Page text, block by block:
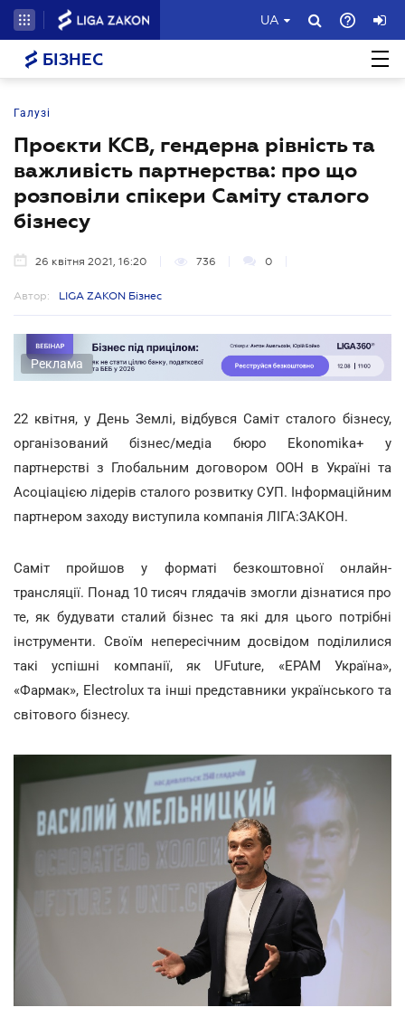
UA
БІЗНЕС
Галузі
Проєкти КСВ, гендерна рівність та
важливість партнерства: про що
розповіли спікери Саміту сталого
бізнесу
26 квітня 2021, 16:20 736 0
Автор: LIGA ZAKON Бізнес
Реклама
22 квітня, у День Землі, відбувся Саміт сталого бізнесу,
організований бізнес/медіа бюро Ekonomika+ у
партнерстві з Глобальним договором ООН в Україні та
Асоціацією лідерів сталого розвитку СУП. Інформаційним
партнером заходу виступила компанія ЛІГА:ЗАКОН.
Саміт пройшов у форматі безкоштовної онлайн-
трансляції. Понад 10 тисяч глядачів змогли дізнатися про
те, як будувати сталий бізнес та які для цього потрібні
інструменти. Своїм непересічним досвідом поділилися
такі успішні компанії, як UFuture, «EPAM Україна»,
«Фармак», Electrolux та інші представники українського та
світового бізнесу.